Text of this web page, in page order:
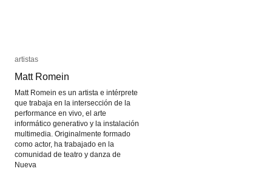
artistas
Matt Romein
Matt Romein es un artista e intérprete
que trabaja en la intersección de la
performance en vivo, el arte
informático generativo y la instalación
multimedia. Originalmente formado
como actor, ha trabajado en la
comunidad de teatro y danza de
Nueva
artistas
Matt Romein